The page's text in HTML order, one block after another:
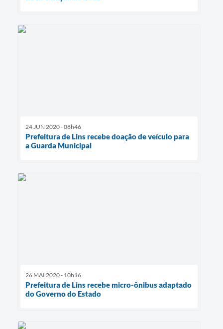
24 JUN 2020 - 08h46
Prefeitura de Lins recebe doação de veículo para
a Guarda Municipal
26 MAI 2020 - 10h16
Prefeitura de Lins recebe micro-ônibus adaptado
do Governo do Estado